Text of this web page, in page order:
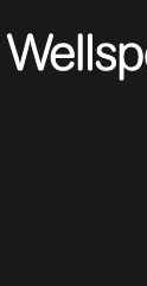
Wellspect